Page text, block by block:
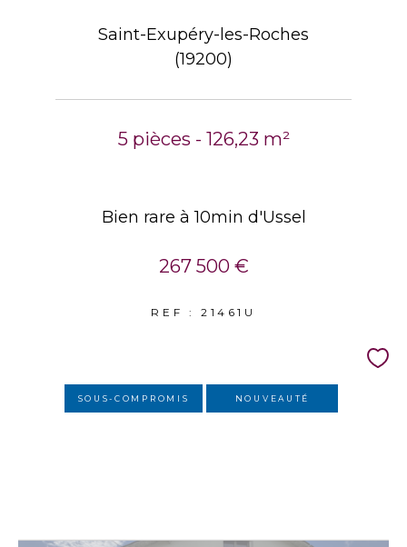
Saint-Exupéry-les-Roches
(19200)
5 pièces - 126,23 m²
Bien rare à 10min d'Ussel
267 500 €
REF : 21461U
SOUS-COMPROMIS NOUVEAUTÉ